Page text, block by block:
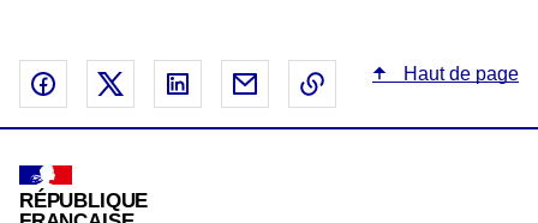
Partager sur Facebook - nouvelle fenêtre
Partager sur X - nouvelle fenêtre
Partager sur Linked In - nouvelle
Partager par email - nouvelle
Copier le lien dans le
Haut de page
RÉPUBLIQUE